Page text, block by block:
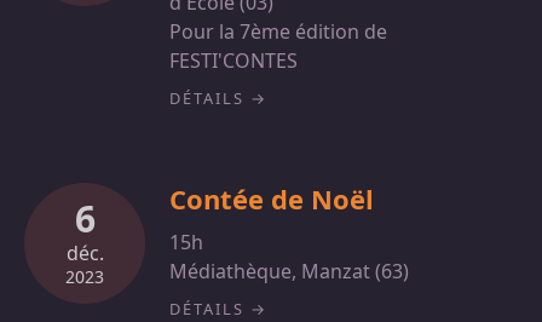
Pour la 7ème édition de
FESTI'CONTES
DÉTAILS
6
déc.
2023
Contée de Noël
15h
Médiathèque, Manzat (63)
DÉTAILS